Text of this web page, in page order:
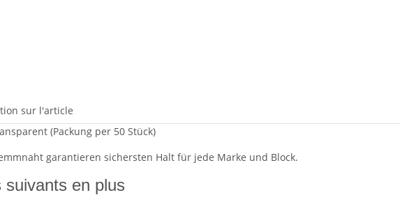
sur l'article
(Packung per 50 Stück)
garantieren sichersten Halt für jede Marke und Block.
en plus